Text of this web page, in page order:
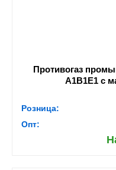
Противогаз
А1В1Е1 с
Розница:
Опт: